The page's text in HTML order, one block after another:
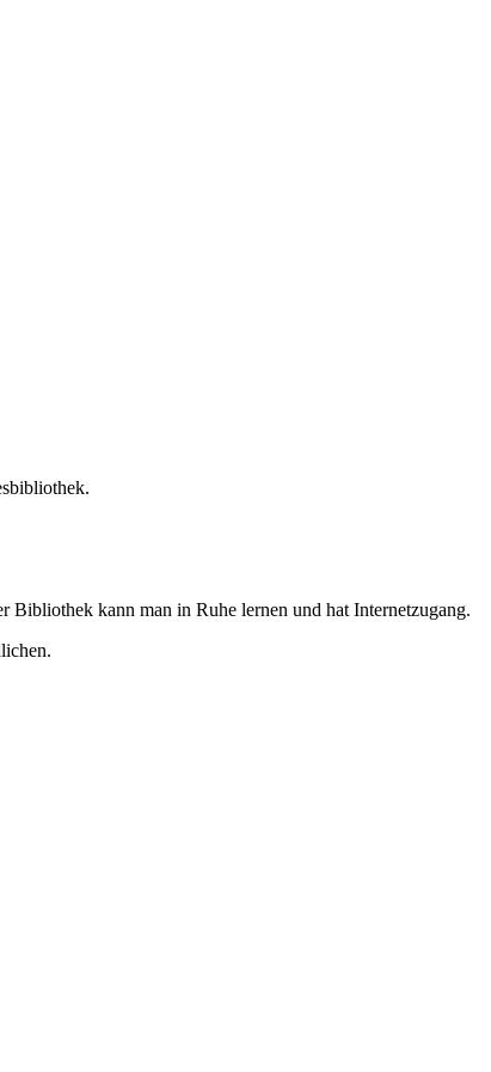
Bibliothek kann man in Ruhe lernen und hat Internetzugang.